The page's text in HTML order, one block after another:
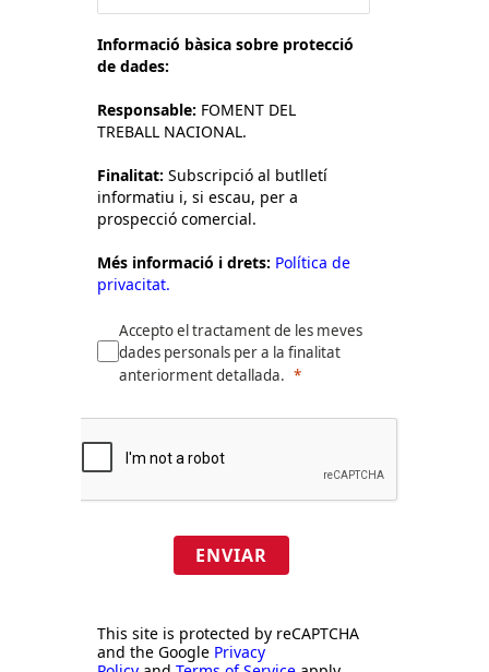
Informació bàsica sobre protecció
de dades:
Responsable: FOMENT DEL
TREBALL NACIONAL.
Finalitat: Subscripció al butlletí
informatiu i, si escau, per a
prospecció comercial.
Més informació i drets: Política de
privacitat.
Accepto el tractament de les meves
dades personals per a la finalitat
anteriorment detallada.
ENVIAR
This site is protected by reCAPTCHA
and the Google Privacy